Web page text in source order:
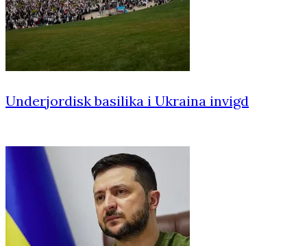
Underjordisk basilika i Ukraina invigd